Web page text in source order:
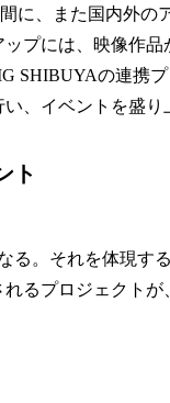
に、また国内外の
プには、映像作
SHIBUYAの連携
、イベントを盛り
ト
る。それを体現す
るプロジェクト